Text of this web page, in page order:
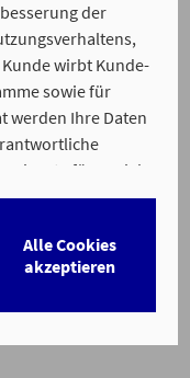
der
wirbt Kunde-
sowie für
werden Ihre Daten
Dienste für Social
Werbung
Anbieter
von anderen
von Ihnen
Alle Cookies
akzeptieren